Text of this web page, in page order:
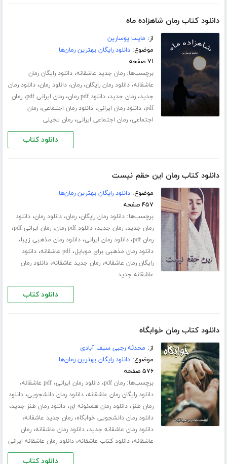
دانلود کتاب رمان شاهزاده ماه
از: مایسا یوسارین
موضوع:دانلود رایگان بهترین رمان‌ها
۷۱ صفحه
برچسب‌ها:رمان جدید عاشقانه،دانلود رایگان رمان
عاشقانه،دانلود رمان رایگان،رمان،دانلود رمان،دانلود رمان
جدید،رمان جدید،دانلود pdf رمان ،رمان ایرانی pdf ،رمان
pdf،دانلود رمان ایرانی،دانلود رمان اجتماعی،رمان
اجتماعی،رمان اجتماعی ایرانی،رمان تخیلی
دانلود کتاب
دانلود کتاب رمان این حقم نیست
موضوع:دانلود رایگان بهترین رمان‌ها
۴۵۷ صفحه
برچسب‌ها:دانلود رمان رایگان،رمان،دانلود رمان،دانلود
رمان جدید،رمان جدید،دانلود pdf رمان ،رمان ایرانی pdf ،
رمان pdf ،دانلود رمان ایرانی،دانلود رمان مذهبی زیبا،
دانلود رمان مذهبی برای موبایل،pdf عاشقانه ،دانلود
رایگان رمان عاشقانه،رمان جدید عاشقانه،دانلود رمان
عاشقانه جدید
دانلود کتاب
دانلود کتاب رمان خوابگاه
از: محدثه رجبی سیف آبادی
موضوع:دانلود رایگان بهترین رمان‌ها
۵۷۶ صفحه
برچسب‌ها:رمان pdf ،دانلود رمان ایرانی،pdf عاشقانه ،
دانلود رایگان رمان عاشقانه،دانلود رمان دانشجویی،دانلود
رمان طنز،دانلود رمان همخونه ای،دانلود رمان طنز جدید،
دانلود رمان دانشجویی خوابگاه،رمان جدید عاشقانه،
دانلود رمان عاشقانه جدید،دانلود رمان عاشقانه،رمان
عاشقانه،دانلود کتاب عاشقانه،دانلود رمان عاشقانه ایرانی
دانلود کتاب